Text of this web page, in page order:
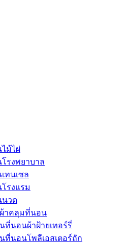
ม้ไผ่
รงพยาบาล
ทนเซล
รงแรม
นวด
ผ้าคลุมที่นอน
ที่นอนผ้าฝ้ายเทอร์รี่
ที่นอนโพลีเอสเตอร์ถัก